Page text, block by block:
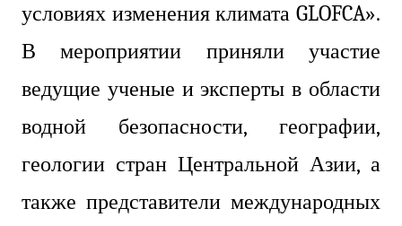
условиях изменения климата GLOFCA».
В мероприятии приняли участие
ведущие ученые и эксперты в области
водной безопасности, географии,
геологии стран Центральной Азии, а
также представители международных